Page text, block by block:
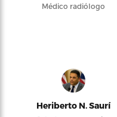
Médico radiólogo
Heriberto N. Saurí